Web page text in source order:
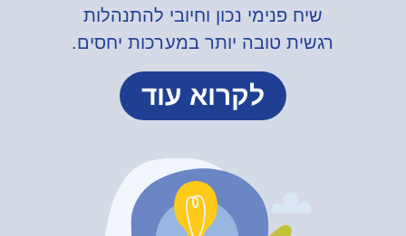
שיח פנימי נכון וחיובי להתנהלות
רגשית טובה יותר במערכות יחסים.
לקרוא עוד